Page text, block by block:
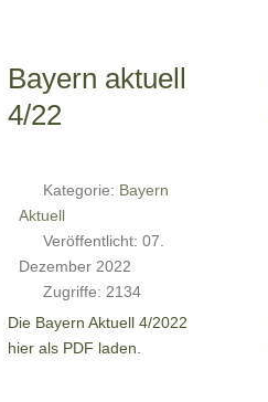
Bayern aktuell
4/22
Kategorie: Bayern
Aktuell
Veröffentlicht: 07.
Dezember 2022
Zugriffe: 2134
Die Bayern Aktuell 4/2022
hier als PDF laden.